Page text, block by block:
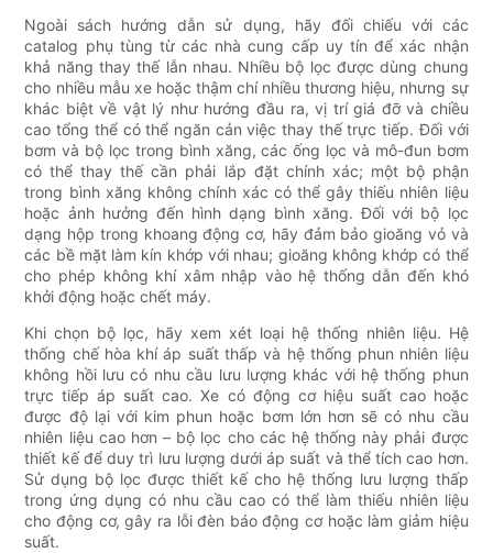
Ngoài sách hướng dẫn sử dụng, hãy đối chiếu với các
catalog phụ tùng từ các nhà cung cấp uy tín để xác nhận
khả năng thay thế lẫn nhau. Nhiều bộ lọc được dùng chung
cho nhiều mẫu xe hoặc thậm chí nhiều thương hiệu, nhưng sự
khác biệt về vật lý như hướng đầu ra, vị trí giá đỡ và chiều
cao tổng thể có thể ngăn cản việc thay thế trực tiếp. Đối với
bơm và bộ lọc trong bình xăng, các ống lọc và mô-đun bơm
có thể thay thế cần phải lắp đặt chính xác; một bộ phận
trong bình xăng không chính xác có thể gây thiếu nhiên liệu
hoặc ảnh hưởng đến hình dạng bình xăng. Đối với bộ lọc
dạng hộp trong khoang động cơ, hãy đảm bảo gioăng vỏ và
các bề mặt làm kín khớp với nhau; gioăng không khớp có thể
cho phép không khí xâm nhập vào hệ thống dẫn đến khó
khởi động hoặc chết máy.
Khi chọn bộ lọc, hãy xem xét loại hệ thống nhiên liệu. Hệ
thống chế hòa khí áp suất thấp và hệ thống phun nhiên liệu
không hồi lưu có nhu cầu lưu lượng khác với hệ thống phun
trực tiếp áp suất cao. Xe có động cơ hiệu suất cao hoặc
được độ lại với kim phun hoặc bơm lớn hơn sẽ có nhu cầu
nhiên liệu cao hơn – bộ lọc cho các hệ thống này phải được
thiết kế để duy trì lưu lượng dưới áp suất và thể tích cao hơn.
Sử dụng bộ lọc được thiết kế cho hệ thống lưu lượng thấp
trong ứng dụng có nhu cầu cao có thể làm thiếu nhiên liệu
cho động cơ, gây ra lỗi đèn báo động cơ hoặc làm giảm hiệu
suất.